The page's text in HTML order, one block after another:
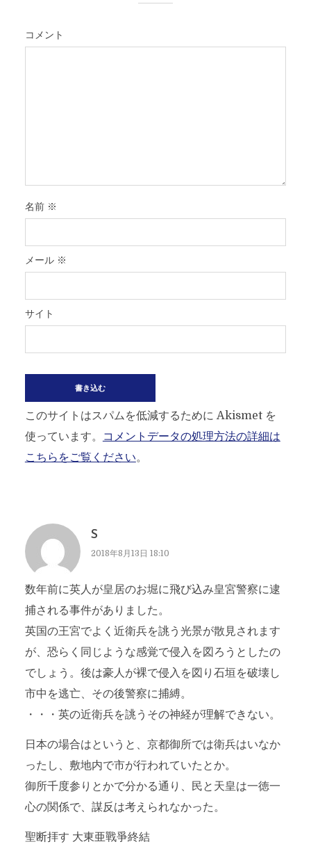
コメント
名前 ※
メール ※
サイト
このサイトはスパムを低減するために Akismet を
使っています。
コメントデータの処理方法の詳細は
こちらをご覧ください。
S
2018年8月13日 18:10
数年前に英人が皇居のお堀に飛び込み皇宮警察に逮
捕される事件がありました。
英国の王宮でよく近衛兵を誂う光景が散見されます
が、恐らく同じような感覚で侵入を図ろうとしたの
でしょう。後は豪人が裸で侵入を図り石垣を破壊し
市中を逃亡、その後警察に捕縛。
・・・英の近衛兵を誂うその神経が理解できない。
日本の場合はというと、京都御所では衛兵はいなか
ったし、敷地内で市が行われていたとか。
御所千度参りとかで分かる通り、民と天皇は一徳一
心の関係で、謀反は考えられなかった。
聖断拝す 大東亜戰爭終結